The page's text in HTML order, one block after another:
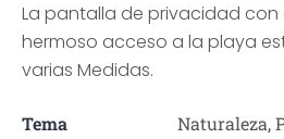
La pantalla de privacidad con
hermoso acceso a la playa
varias Medidas.
Tema Naturaleza,